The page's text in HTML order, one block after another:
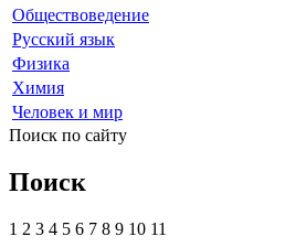
Обществоведение
Русский язык
Физика
Химия
Человек и мир
Поиск по сайту
Поиск
1 2 3 4 5 6 7 8 9 10 11